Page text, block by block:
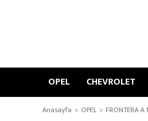
OPEL CHEVROLET
Anasayfa OPEL FRONTERA